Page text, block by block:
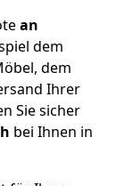
an
dem
dem
Ihrer
Sie sicher
bei Ihnen in